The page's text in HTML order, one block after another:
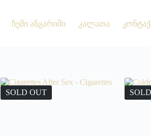
ჩემი ანგარიში კალათა
SOLD OUT